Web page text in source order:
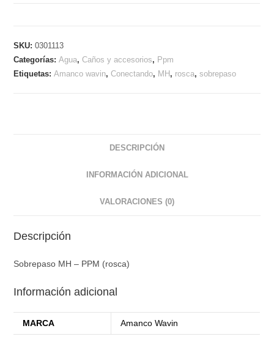
SKU:0301113
Categorías:Agua,Caños y accesorios, Ppm
Etiquetas:Amanco wavin,Conectando, MH , rosca,sobrepaso
DESCRIPCIÓN
INFORMACIÓN ADICIONAL
VALORACIONES (0)
Descripción
Sobrepaso MH – PPM (rosca)
Información adicional
MARCA Amanco Wavin